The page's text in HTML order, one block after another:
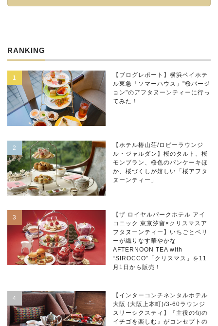
RANKING
【ブログレポート】横浜ベイホテ
ル東急「ソマーハウス」"桜バージ
ョン"のアフタヌーンティーに行っ
てみた！
【ホテル椿山荘/ロビーラウンジ
ル・ジャルダン】桜のタルト、桜
モンブラン、桜色のパンケーキほ
か、桜づくしが嬉しい「桜アフタ
ヌーンティー」
【ザ ロイヤルパークホテル アイ
コニック 東京汐留×クリスマスア
フタヌーンティー】いちごとベリ
ーが織りなす華やかな
AFTERNOON TEA with
“SIROCCO”「クリスマス」を11
月1日から販売！
【インターコンチネンタルホテル
大阪 (大阪上本町)/3-60ラウンジ
スリーシクスティ】『主役の旬の
イチゴを楽しむ』がコンセプトの